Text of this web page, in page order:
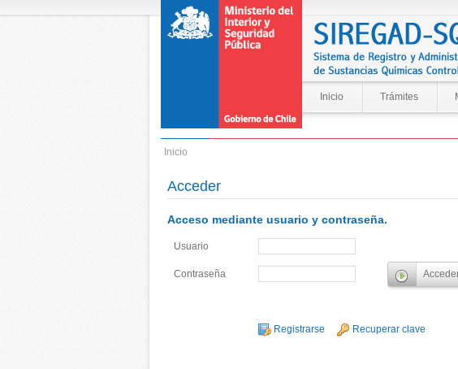
Inicio Trámites
Inicio
Acceder
Acceso mediante usuario y contraseña.
Usuario
Contraseña
Registrarse Recuperar clave